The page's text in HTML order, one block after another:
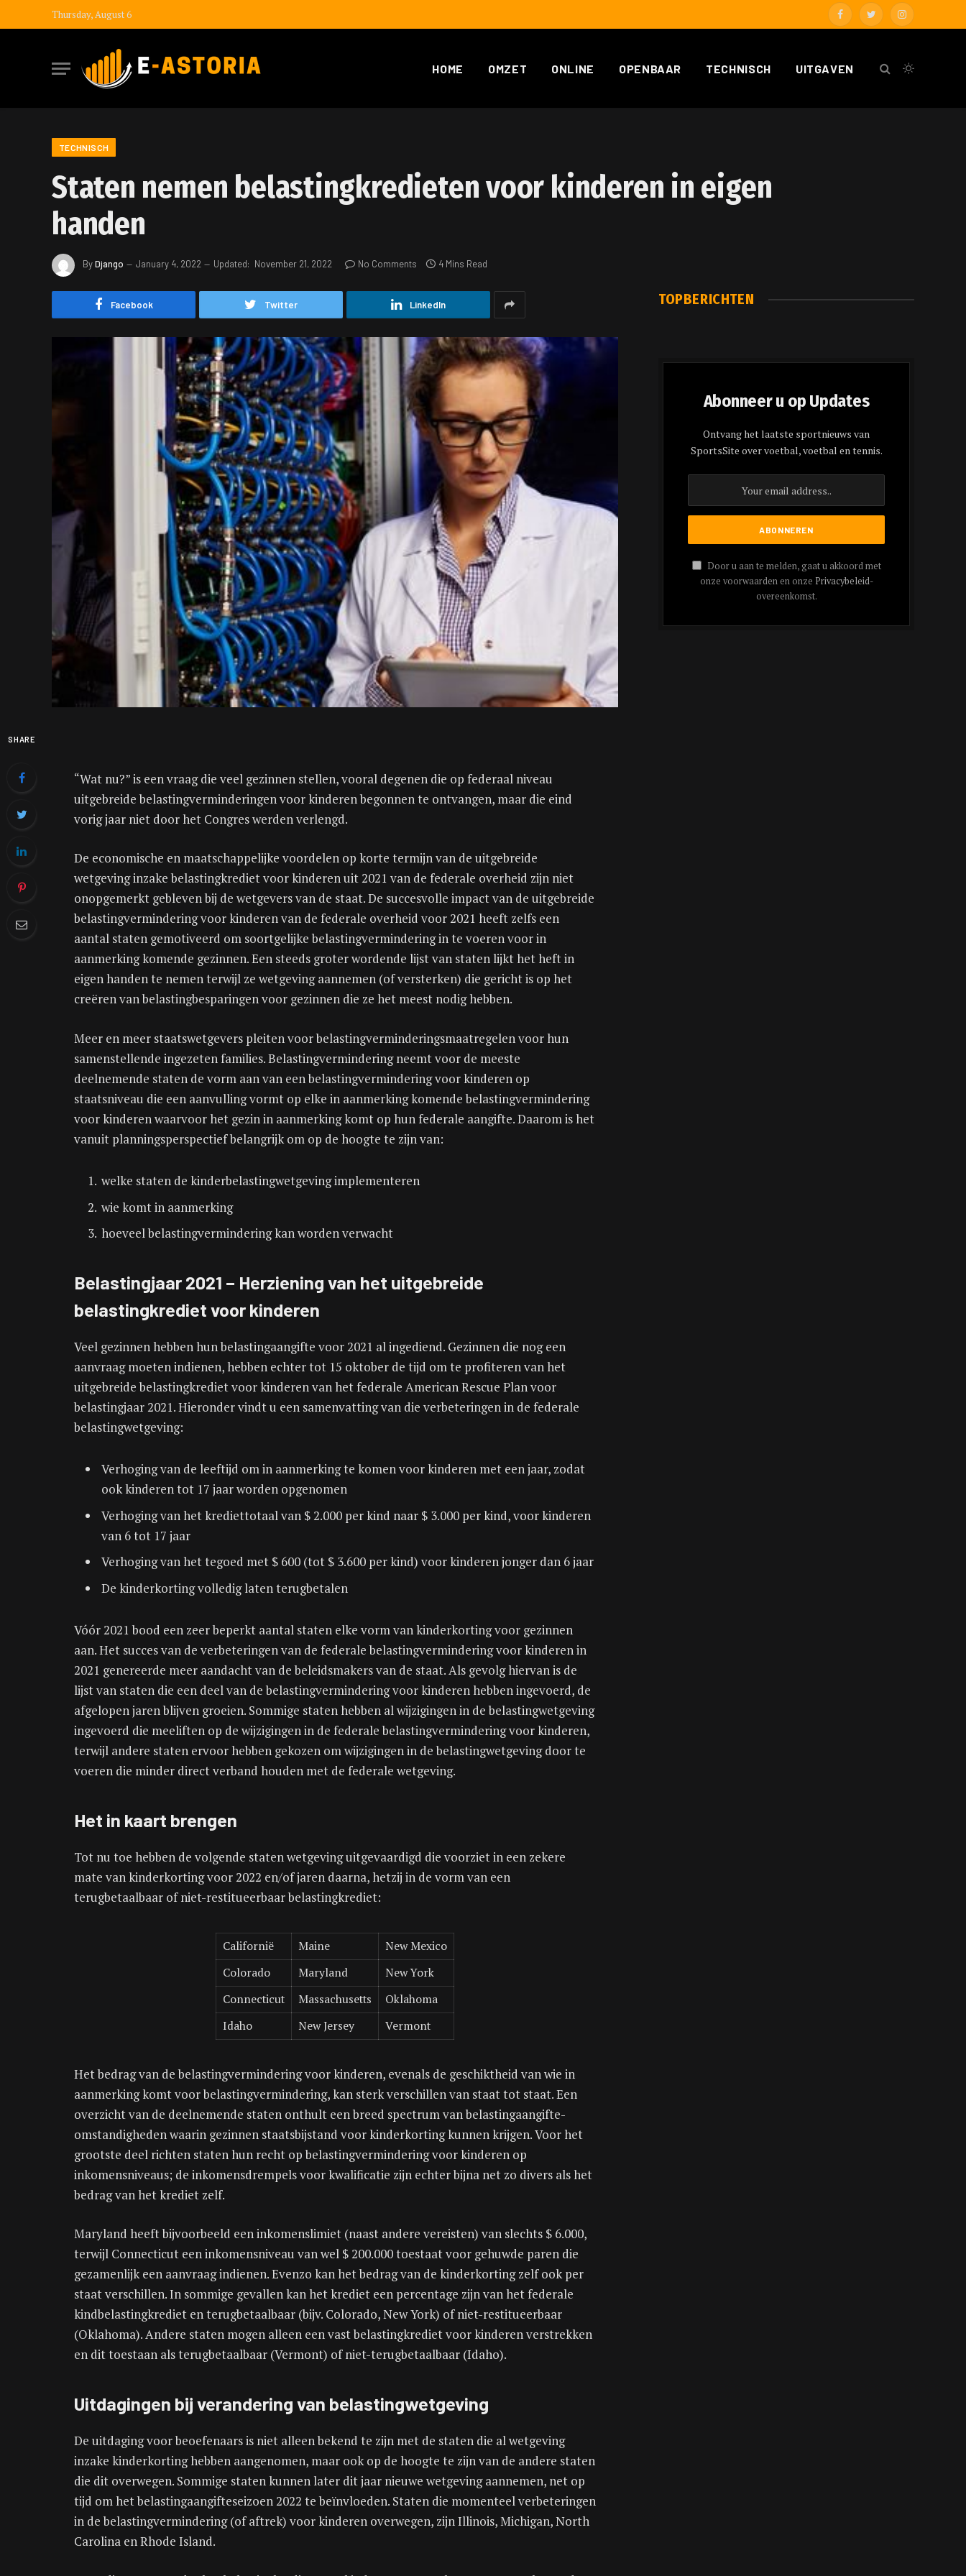
Thursday, August 6 FacebookTwitterInstagram
HOME OMZET ONLINE OPENBAAR TECHNISCH UITGAVEN
TECHNISCH
Staten nemen belastingkredieten voor kinderen in eigen
handen
ByDjango January 4, 2022 Updated: November 21, 2022 No Comments 4 Mins Read
Facebook Twitter LinkedIn
SHARE
“Wat nu?” is een vraag die veel gezinnen stellen, vooral degenen die op federaal niveau
uitgebreide belastingverminderingen voor kinderen begonnen te ontvangen, maar die eind
vorig jaar niet door het Congres werden verlengd.
De economische en maatschappelijke voordelen op korte termijn van de uitgebreide
wetgeving inzake belastingkrediet voor kinderen uit 2021 van de federale overheid zijn niet
onopgemerkt gebleven bij de wetgevers van de staat. De succesvolle impact van de uitgebreide
belastingvermindering voor kinderen van de federale overheid voor 2021 heeft zelfs een
aantal staten gemotiveerd om soortgelijke belastingvermindering in te voeren voor in
aanmerking komende gezinnen. Een steeds groter wordende lijst van staten lijkt het heft in
eigen handen te nemen terwijl ze wetgeving aannemen (of versterken) die gericht is op het
creëren van belastingbesparingen voor gezinnen die ze het meest nodig hebben.
Meer en meer staatswetgevers pleiten voor belastingverminderingsmaatregelen voor hun
samenstellende ingezeten families. Belastingvermindering neemt voor de meeste
deelnemende staten de vorm aan van een belastingvermindering voor kinderen op
staatsniveau die een aanvulling vormt op elke in aanmerking komende belastingvermindering
voor kinderen waarvoor het gezin in aanmerking komt op hun federale aangifte. Daarom is het
vanuit planningsperspectief belangrijk om op de hoogte te zijn van:
welke staten de kinderbelastingwetgeving implementeren
wie komt in aanmerking
hoeveel belastingvermindering kan worden verwacht
Belastingjaar 2021 – Herziening van het uitgebreide
belastingkrediet voor kinderen
Veel gezinnen hebben hun belastingaangifte voor 2021 al ingediend. Gezinnen die nog een
aanvraag moeten indienen, hebben echter tot 15 oktober de tijd om te profiteren van het
uitgebreide belastingkrediet voor kinderen van het federale American Rescue Plan voor
belastingjaar 2021. Hieronder vindt u een samenvatting van die verbeteringen in de federale
belastingwetgeving:
Verhoging van de leeftijd om in aanmerking te komen voor kinderen met een jaar, zodat
ook kinderen tot 17 jaar worden opgenomen
Verhoging van het krediettotaal van $ 2.000 per kind naar $ 3.000 per kind, voor kinderen
van 6 tot 17 jaar
Verhoging van het tegoed met $ 600 (tot $ 3.600 per kind) voor kinderen jonger dan 6 jaar
De kinderkorting volledig laten terugbetalen
Vóór 2021 bood een zeer beperkt aantal staten elke vorm van kinderkorting voor gezinnen
aan. Het succes van de verbeteringen van de federale belastingvermindering voor kinderen in
2021 genereerde meer aandacht van de beleidsmakers van de staat. Als gevolg hiervan is de
lijst van staten die een deel van de belastingvermindering voor kinderen hebben ingevoerd, de
afgelopen jaren blijven groeien. Sommige staten hebben al wijzigingen in de belastingwetgeving
ingevoerd die meeliften op de wijzigingen in de federale belastingvermindering voor kinderen,
terwijl andere staten ervoor hebben gekozen om wijzigingen in de belastingwetgeving door te
voeren die minder direct verband houden met de federale wetgeving.
Het in kaart brengen
Tot nu toe hebben de volgende staten wetgeving uitgevaardigd die voorziet in een zekere
mate van kinderkorting voor 2022 en/of jaren daarna, hetzij in de vorm van een
terugbetaalbaar of niet-restitueerbaar belastingkrediet:
Californië Maine
New Mexico
Colorado
Maryland
New York
Connecticut
Massachusetts
Oklahoma
Idaho
New Jersey Vermont
Het bedrag van de belastingvermindering voor kinderen, evenals de geschiktheid van wie in
aanmerking komt voor belastingvermindering, kan sterk verschillen van staat tot staat. Een
overzicht van de deelnemende staten onthult een breed spectrum van belastingaangifte-
omstandigheden waarin gezinnen staatsbijstand voor kinderkorting kunnen krijgen. Voor het
grootste deel richten staten hun recht op belastingvermindering voor kinderen op
inkomensniveaus; de inkomensdrempels voor kwalificatie zijn echter bijna net zo divers als het
bedrag van het krediet zelf.
Maryland heeft bijvoorbeeld een inkomenslimiet (naast andere vereisten) van slechts $ 6.000,
terwijl Connecticut een inkomensniveau van wel $ 200.000 toestaat voor gehuwde paren die
gezamenlijk een aanvraag indienen. Evenzo kan het bedrag van de kinderkorting zelf ook per
staat verschillen. In sommige gevallen kan het krediet een percentage zijn van het federale
kindbelastingkrediet en terugbetaalbaar (bijv. Colorado, New York) of niet-restitueerbaar
(Oklahoma). Andere staten mogen alleen een vast belastingkrediet voor kinderen verstrekken
en dit toestaan ​​als terugbetaalbaar (Vermont) of niet-terugbetaalbaar (Idaho).
Uitdagingen bij verandering van belastingwetgeving
De uitdaging voor beoefenaars is niet alleen bekend te zijn met de staten die al wetgeving
inzake kinderkorting hebben aangenomen, maar ook op de hoogte te zijn van de andere staten
die dit overwegen. Sommige staten kunnen later dit jaar nieuwe wetgeving aannemen, net op
tijd om het belastingaangifteseizoen 2022 te beïnvloeden. Staten die momenteel verbeteringen
in de belastingvermindering (of aftrek) voor kinderen overwegen, zijn Illinois, Michigan, North
Carolina en Rhode Island.
TOPBERICHTEN
Abonneer u op Updates
Ontvang het laatste sportnieuws van
SportsSite over voetbal, voetbal en tennis.
Door u aan te melden, gaat u akkoord met
onze voorwaarden en onze Privacybeleid-
overeenkomst.